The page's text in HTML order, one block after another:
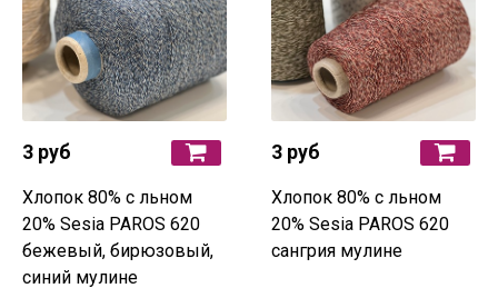
3 руб
Хлопок 80% с льном
20% Sesia PAROS 620
бежевый, бирюзовый,
синий мулине
3 руб
Хлопок 80% с льном
20% Sesia PAROS 620
сангрия мулине